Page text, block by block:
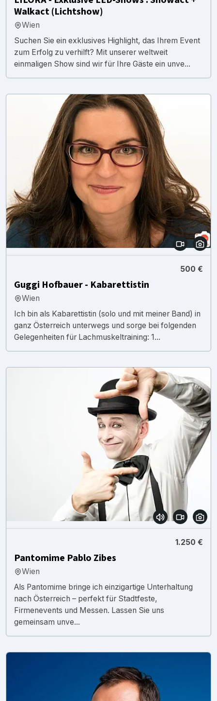
Walkact (Lichtshow)
Wien
Suchen Sie ein exklusives Highlight, das Ihrem Event
zum Erfolg zu verhilft? Mit unserer weltweit
einmaligen Show sind wir für Ihre Gäste ein unve...
500 €
Guggi Hofbauer - Kabarettistin
Wien
Ich bin als Kabarettistin (solo und mit meiner Band) in
ganz Österreich unterwegs und sorge bei folgenden
Gelegenheiten für Lachmuskeltraining: 1...
1.250 €
Pantomime Pablo Zibes
Wien
Als Pantomime bringe ich einzigartige Unterhaltung
nach Österreich – perfekt für Stadtfeste,
Firmenevents und Messen. Lassen Sie uns
gemeinsam unve...